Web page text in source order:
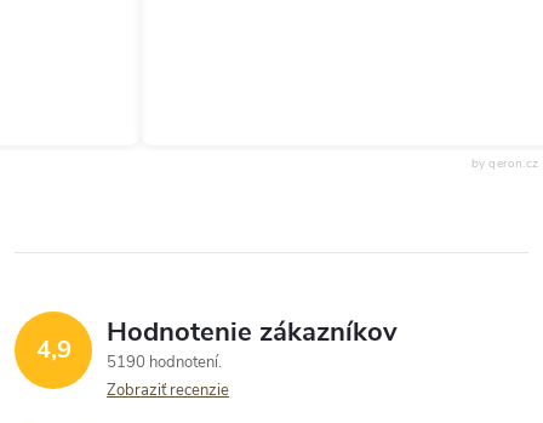
by qeron.cz
4,9 Hodnotenie zákazníkov
5190 hodnotení
Zobraziť recenzie